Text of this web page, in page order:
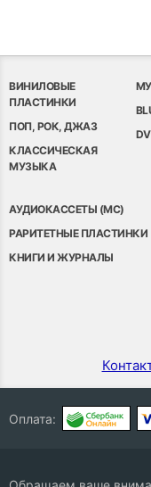
ВИНИЛОВЫЕ
ПЛАСТИНКИ
ПОП, РОК, ДЖАЗ
КЛАССИЧЕСКАЯ
МУЗЫКА
АУДИОКАССЕТЫ (MC)
РАРИТЕТНЫЕ ПЛАСТИНКИ
КНИГИ И ЖУРНАЛЫ
Оплата: